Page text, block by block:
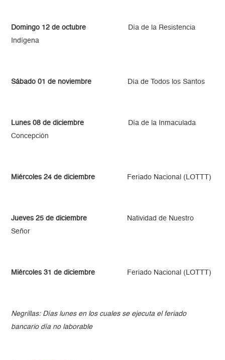
Domingo 12 de octubre Día de la Resistencia
Indígena
Sábado 01 de noviembre Día de Todos los Santos
Lunes 08 de diciembre Día de la Inmaculada
Concepción
Miércoles 24 de diciembre Feriado Nacional (LOTTT)
Jueves 25 de diciembre Natividad de Nuestro
Señor
Miércoles 31 de diciembre Feriado Nacional (LOTTT)
Negrillas: Días lunes en los cuales se ejecuta el feriado
bancario día no laborable